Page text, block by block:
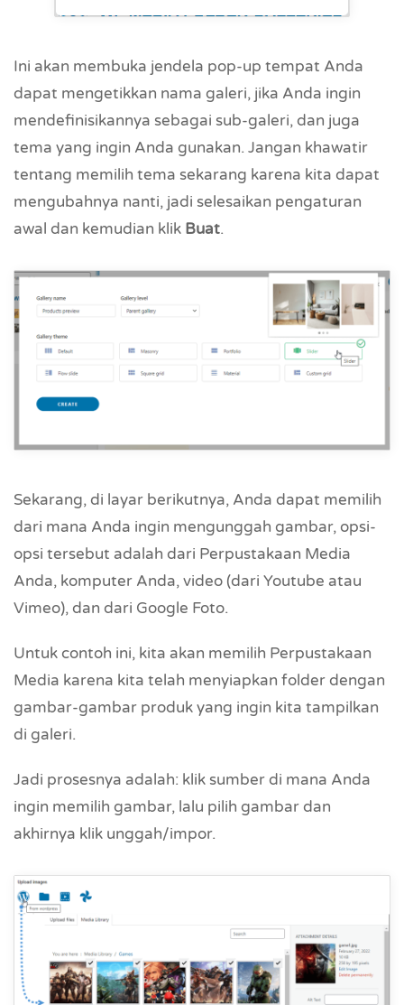
Ini akan membuka jendela pop-up tempat Anda
dapat mengetikkan nama galeri, jika Anda ingin
mendefinisikannya sebagai sub-galeri, dan juga
tema yang ingin Anda gunakan. Jangan khawatir
tentang memilih tema sekarang karena kita dapat
mengubahnya nanti, jadi selesaikan pengaturan
awal dan kemudian klik Buat.
Sekarang, di layar berikutnya, Anda dapat memilih
dari mana Anda ingin mengunggah gambar, opsi-
opsi tersebut adalah dari Perpustakaan Media
Anda, komputer Anda, video (dari Youtube atau
Vimeo), dan dari Google Foto.
Untuk contoh ini, kita akan memilih Perpustakaan
Media karena kita telah menyiapkan folder dengan
gambar-gambar produk yang ingin kita tampilkan
di galeri.
Jadi prosesnya adalah: klik sumber di mana Anda
ingin memilih gambar, lalu pilih gambar dan
akhirnya klik unggah/impor.